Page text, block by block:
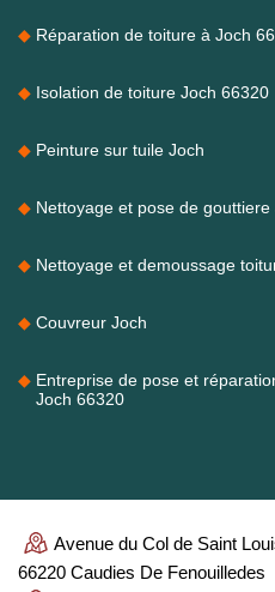
Réparation de toiture à Joch
Isolation de toiture Joch 66320
Peinture sur tuile Joch
Nettoyage et pose de gouttiere
Nettoyage et demoussage
Couvreur Joch
Entreprise de pose et
Joch 66320
Avenue du Col de Saint
66220 Caudies De Fenouilledes